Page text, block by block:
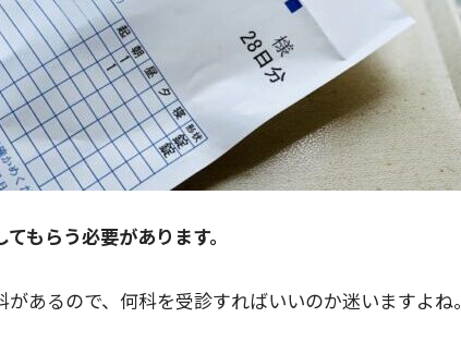
もらう必要があります。
あるので、何科を受診すればいいのか迷いますよね。